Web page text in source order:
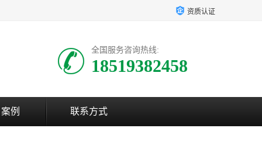
资质认证
全国服务咨询热线:
18519382458
例 联系方式